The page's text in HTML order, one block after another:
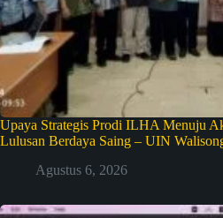
Upaya Strategis Prodi ILHA Menuju
Lulusan Berdaya Saing – UIN
Agustus 6, 2026